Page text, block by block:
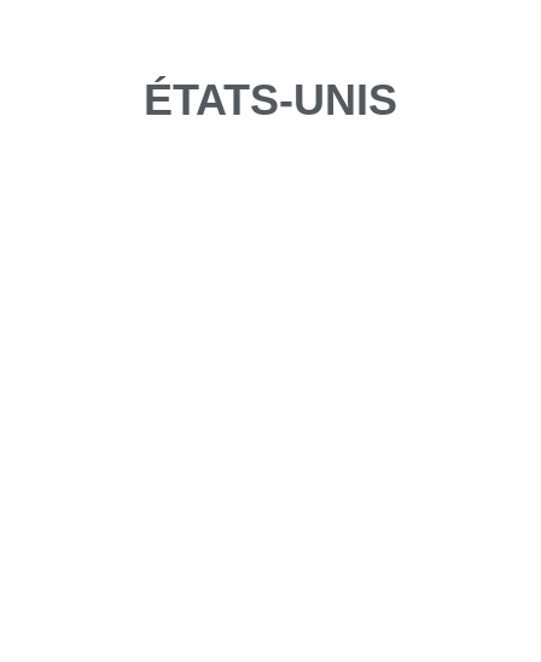
ÉTATS-UNIS